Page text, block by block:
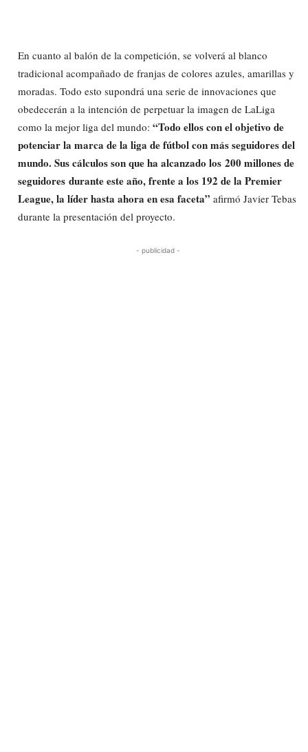
En cuanto al balón de la competición, se volverá al blanco
tradicional acompañado de franjas de colores azules, amarillas y
moradas. Todo esto supondrá una serie de innovaciones que
obedecerán a la intención de perpetuar la imagen de LaLiga
como la mejor liga del mundo: “Todo ellos con el objetivo de
potenciar la marca de la liga de fútbol con más seguidores del
mundo. Sus cálculos son que ha alcanzado los 200 millones de
seguidores durante este año, frente a los 192 de la Premier
League, la líder hasta ahora en esa faceta” afirmó Javier Tebas
durante la presentación del proyecto.
- publicidad -